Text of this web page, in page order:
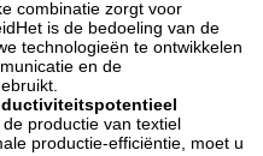
combinatie zorgt voor
is de bedoeling van de
technologieën te ontwikkelen
en de
productie van textiel
productie-efficiëntie, moet u